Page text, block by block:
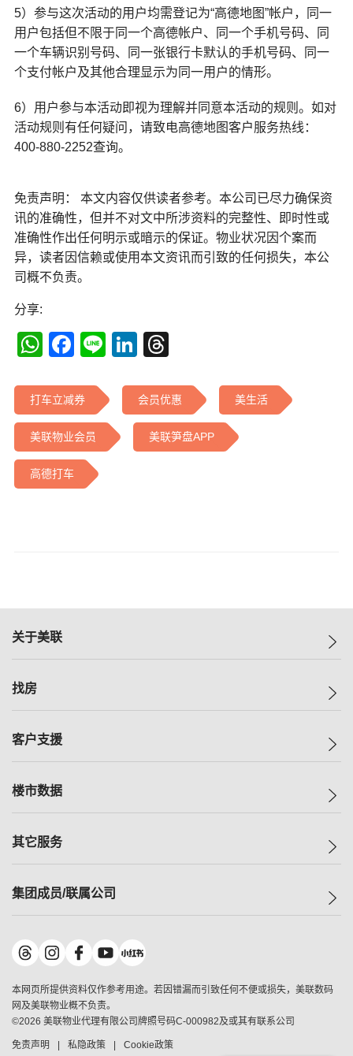
5）参与这次活动的用户均需登记为“高德地图”帐户，同一
用户包括但不限于同一个高德帐户、同一个手机号码、同
一个车辆识别号码、同一张银行卡默认的手机号码、同一
个支付帐户及其他合理显示为同一用户的情形。
6）用户参与本活动即视为理解并同意本活动的规则。如对
活动规则有任何疑问，请致电高德地图客户服务热线：
400-880-2252查询。
免责声明： 本文内容仅供读者参考。本公司已尽力确保资
讯的准确性，但并不对文中所涉资料的完整性、即时性或
准确性作出任何明示或暗示的保证。物业状况因个案而
异，读者因信赖或使用本文资讯而引致的任何损失，本公
司概不负责。
分享:
WhatsApp
Facebook
LineLinkedIn
打车立减券 会员优惠 美生活
美联物业会员 美联笋盘APP
高德打车
关于美联
美联集团
人才招募
找房
一手新房
减价
美联豪宅
独家楼盘
租房
客户支援
自助放盘
查询热线
按揭计算机
负担能力计算机
转按计算机
缴款方式
楼市数据
指数
历史成交
小区成交排行榜
地区百科
其它服务
小区专页
美联精英会
美善会
地产经纪人管理协会
申报已递交的购楼开盘
集团成员/联属公司
美联物业
鋑联控股*
美联工商铺*
美联中国
美联澳门
美联金融集团
本网页所提供资料仅作参考用途。若因错漏而引致任何不便或损失，美联数码
网及美联物业概不负责。
©2026 美联物业代理有限公司牌照号码C-000982及或其有联系公司
免责声明 私隐政策 Cookie政策